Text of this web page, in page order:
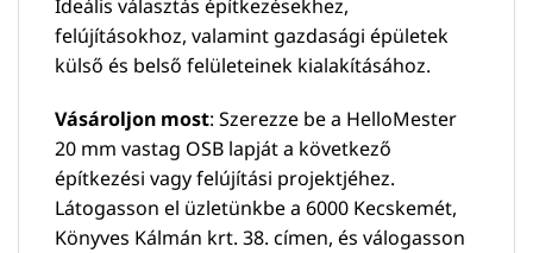
Ideális választás építkezésekhez,
felújításokhoz, valamint gazdasági épületek
külső és belső felületeinek kialakításához.
Vásároljon most: Szerezze be a HelloMester
20 mm vastag OSB lapját a következő
építkezési vagy felújítási projektjéhez.
Látogasson el üzletünkbe a 6000 Kecskemét,
Könyves Kálmán krt. 38. címen, és válogasson